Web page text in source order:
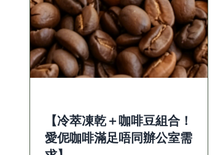
【冷萃凍乾＋咖啡豆組合！
愛伲咖啡滿足唔同辦公室需